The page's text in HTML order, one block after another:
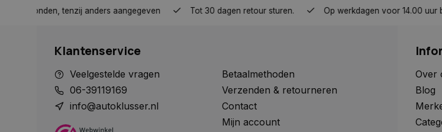
tenzij anders aangegeven Tot 30 dagen retour sturen. Op werkdagen voor 14.00 uur besteld
Klantenservice
Veelgestelde vragen
06-39119169
info@autoklusser.nl
Betaalmethoden
Verzenden & retourneren
Contact
Mijn account
Over
Blog
Dit
te
__cf_bm